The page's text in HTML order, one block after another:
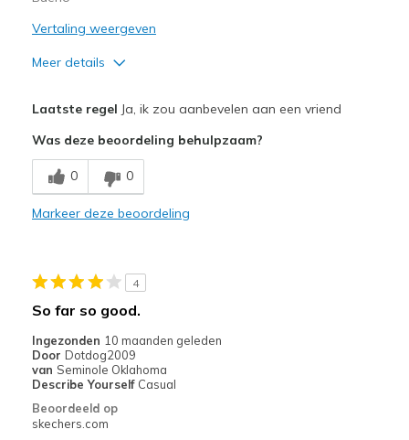
Vertaling weergeven
Meer details
Stylish
Beste toepassingen
Travel
Sizing
View On Shoes
Laatste regel Ja, ik zou aanbevelen aan een vriend
Was deze beoordeling behulpzaam?
0 0
Markeer deze beoordeling
4
So far so good.
Ingezonden 10 maanden geleden
Door Dotdog2009
van Seminole Oklahoma
Describe Yourself Casual
Beoordeeld op
skechers.com